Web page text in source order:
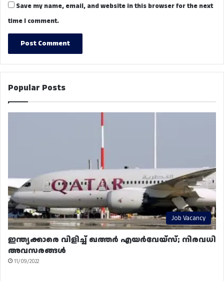
Save my name, email, and website in this browser for the next
time I comment.
Popular Posts
Job Vacancy
ഇന്ത്യക്കാരെ വിളിച്ച് ഖത്തർ എയർവേയ്‌സ്; നിരവധി
അവസരങ്ങൾ
11/09/2022